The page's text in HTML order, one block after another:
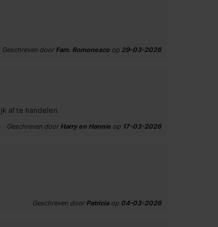
Geschreven door Fam. Romonesco op 29-03-2026
af te handelen.
Geschreven door Harry en Hannie op 17-03-2026
Geschreven door Patriciaop 04-03-2026